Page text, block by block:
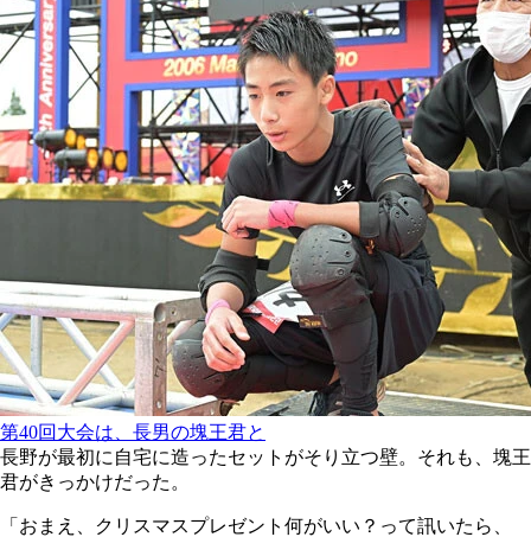
第40回大会は、長男の塊王君と
長野が最初に自宅に造ったセットがそり立つ壁。それも、塊王
君がきっかけだった。
「おまえ、クリスマスプレゼント何がいい？って訊いたら、